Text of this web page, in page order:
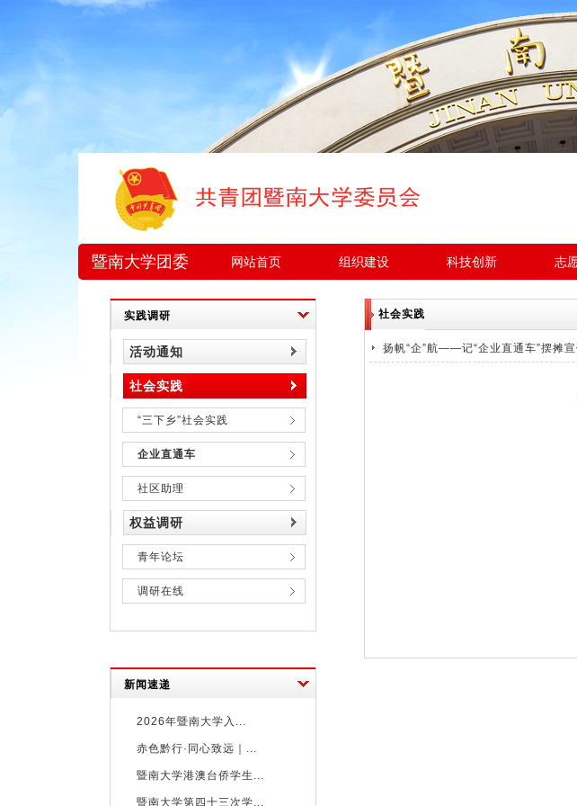
暨南大学团委 网站首页 组织建设 科技创新 志
实践调研
活动通知
社会实践
“三下乡”社会实践
企业直通车
社区助理
权益调研
青年论坛
调研在线
新闻速递
2026年暨南大学入...
赤色黔行·同心致远｜...
暨南大学港澳台侨学生...
暨南大学第四十三次学...
社会实践
扬帆“企”航——记“企业直通车”摆摊